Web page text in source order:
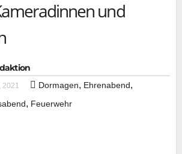
und
2021 Dormagen, Ehrenabend,
, Feuerwehr